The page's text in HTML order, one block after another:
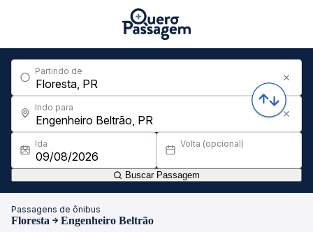
Partindo de
Indo para
Ida Volta (opcional)
Buscar Passagem
Passagens de ônibus
Floresta Engenheiro Beltrão